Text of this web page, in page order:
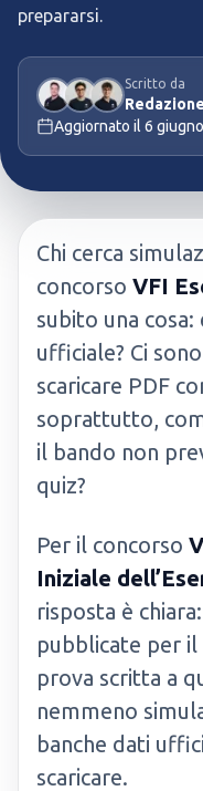
prepararsi.
Scritto da
Aggiornato il 6
Chi cerca
concorso VFI
subito una cosa:
ufficiale? Ci
scaricare PDF
soprattutto,
il bando non
quiz?
Per il concorso
Iniziale
risposta è
pubblicate per il
prova scritta a
nemmeno
banche dati
scaricare.